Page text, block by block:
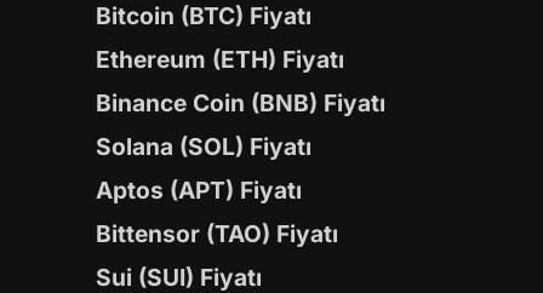
Bitcoin (BTC) Fiyatı
Ethereum (ETH) Fiyatı
Binance Coin (BNB) Fiyatı
Solana (SOL) Fiyatı
Aptos (APT) Fiyatı
Bittensor (TAO) Fiyatı
Sui (SUI) Fiyatı